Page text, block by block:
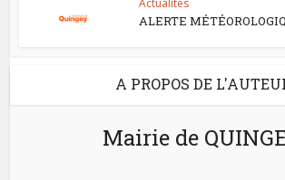
Actualités
ALERTE
A PROPOS DE
Mairie de